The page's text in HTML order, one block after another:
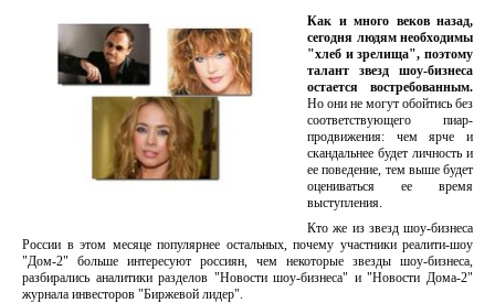
Как и много веков назад,
сегодня людям необходимы
"хлеб и зрелища", поэтому
талант звезд шоу-бизнеса
остается востребованным.
Но они не могут обойтись без
соответствующего пиар-
продвижения: чем ярче и
скандальнее будет личность и
ее поведение, тем выше будет
оцениваться ее время
выступления.
Кто же из звезд шоу-бизнеса
России в этом месяце популярнее остальных, почему участники реалити-шоу
"Дом-2" больше интересуют россиян, чем некоторые звезды шоу-бизнеса,
разбирались аналитики разделов "Новости шоу-бизнеса" и "Новости Дома-2"
журнала инвесторов "Биржевой лидер".